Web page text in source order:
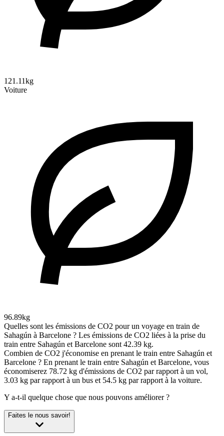
121.11kg
Voiture
96.89kg
Quelles sont les émissions de CO2 pour un voyage en train de
Sahagún à Barcelone ? Les émissions de CO2 liées à la prise du
train entre Sahagún et Barcelone sont 42.39 kg.
Combien de CO2 j'économise en prenant le train entre Sahagún et
Barcelone ? En prenant le train entre Sahagún et Barcelone, vous
économiserez 78.72 kg d'émissions de CO2 par rapport à un vol,
3.03 kg par rapport à un bus et 54.5 kg par rapport à la voiture.
Y a-t-il quelque chose que nous pouvons améliorer ?
Faites le nous savoir!